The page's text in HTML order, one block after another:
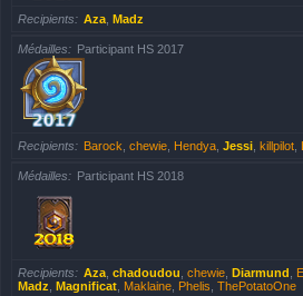
Recipients Aza Madz
Médailles Participant HS 2017
Recipients Barock chewie Hendya Jessi killpilot
Médailles Participant HS 2018
Recipients Aza chadoudou chewie Diarmund
Madz Magnificat Maklaine Phelis ThePotatoOne